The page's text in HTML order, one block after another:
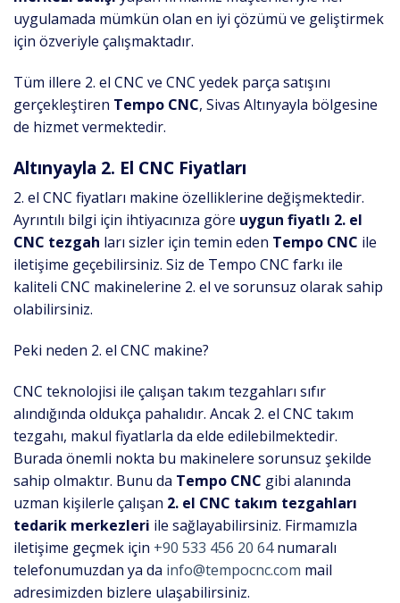
uygulamada mümkün olan en iyi çözümü ve geliştirmek
için özveriyle çalışmaktadır.
Tüm illere 2. el CNC ve CNC yedek parça satışını
gerçekleştiren Tempo CNC, Sivas Altınyayla bölgesine
de hizmet vermektedir.
Altınyayla 2. El CNC Fiyatları
2. el CNC fiyatları makine özelliklerine değişmektedir.
Ayrıntılı bilgi için ihtiyacınıza göre uygun fiyatlı 2. el
CNC tezgah ları sizler için temin eden Tempo CNC ile
iletişime geçebilirsiniz. Siz de Tempo CNC farkı ile
kaliteli CNC makinelerine 2. el ve sorunsuz olarak sahip
olabilirsiniz.
Peki neden 2. el CNC makine?
CNC teknolojisi ile çalışan takım tezgahları sıfır
alındığında oldukça pahalıdır. Ancak 2. el CNC takım
tezgahı, makul fiyatlarla da elde edilebilmektedir.
Burada önemli nokta bu makinelere sorunsuz şekilde
sahip olmaktır. Bunu da Tempo CNC gibi alanında
uzman kişilerle çalışan 2. el CNC takım tezgahları
tedarik merkezleri ile sağlayabilirsiniz. Firmamızla
iletişime geçmek için +90 533 456 20 64numaralı
telefonumuzdan ya da info@tempocnc.com mail
adresimizden bizlere ulaşabilirsiniz.